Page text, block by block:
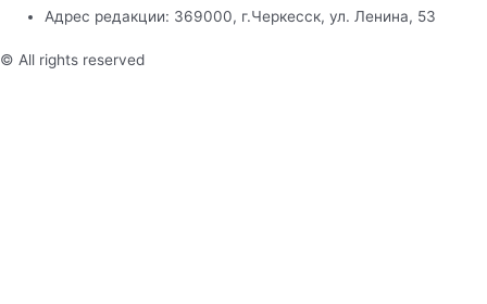
Адрес редакции: 369000, г.Черкесск, ул. Ленина, 53
© All rights reserved